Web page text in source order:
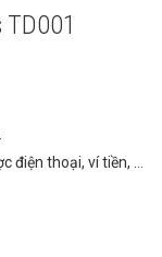
điện thoại, ví tiền, …